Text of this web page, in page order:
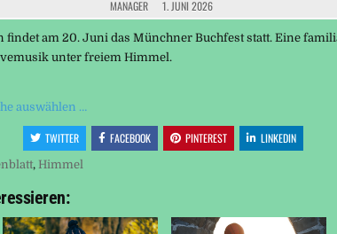
MANAGER 1. JUNI 2026
findet am 20. Juni das Münchner Buchfest statt. Eine
unter freiem Himmel.
auswählen …
TWITTER FACEBOOK PINTEREST LINKEDIN
, Himmel